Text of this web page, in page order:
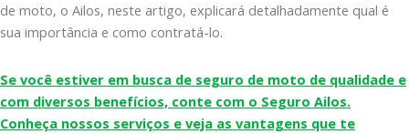
de moto, o Ailos, neste artigo, explicará detalhadamente qual é
sua importância e como contratá-lo.
Se você estiver em busca de seguro de moto de qualidade e
com diversos benefícios, conte com o Seguro Ailos.
Conheça nossos serviços e veja as vantagens que te